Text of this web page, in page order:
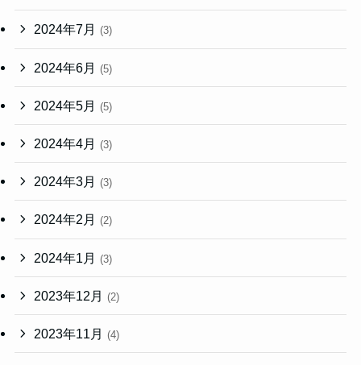
2024年7月 (3)
2024年6月 (5)
2024年5月 (5)
2024年4月 (3)
2024年3月 (3)
2024年2月 (2)
2024年1月 (3)
2023年12月 (2)
2023年11月 (4)